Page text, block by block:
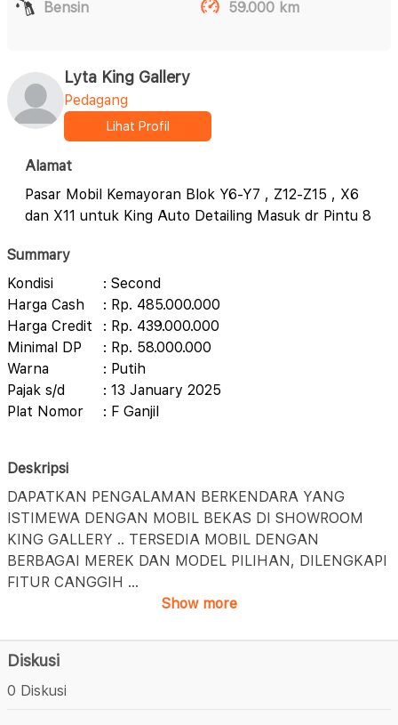
Bensin
59.000 km
Lyta King Gallery
Pedagang
Lihat Profil
Alamat
Pasar Mobil Kemayoran Blok Y6-Y7 , Z12-Z15 , X6
dan X11 untuk King Auto Detailing Masuk dr Pintu 8
Summary
Kondisi
: Second
Harga Cash
: Rp. 485.000.000
Harga Credit
: Rp. 439.000.000
Minimal DP
: Rp. 58.000.000
Warna
: Putih
Pajak s/d
: 13 January 2025
Plat Nomor
: F Ganjil
Deskripsi
DAPATKAN PENGALAMAN BERKENDARA YANG
ISTIMEWA DENGAN MOBIL BEKAS DI SHOWROOM
KING GALLERY .. TERSEDIA MOBIL DENGAN
BERBAGAI MEREK DAN MODEL PILIHAN, DILENGKAPI
FITUR CANGGIH ...
Show more
Diskusi
0 Diskusi